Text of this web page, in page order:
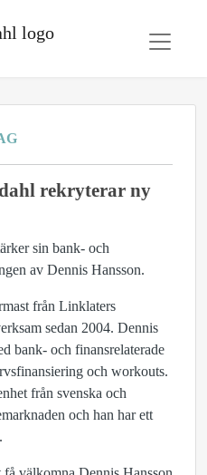
rekryterar ny
sin bank- och
av Dennis Hansson.
från Linklaters
sedan 2004. Dennis
bank- och finansrelaterade
och workouts.
från svenska och
och han har ett